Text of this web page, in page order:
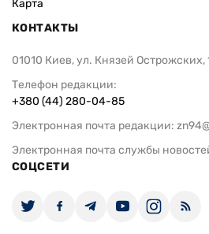
Карта
КОНТАКТЫ
01010 Киев, ул. Князей Острожских,
Телефон редакции:
+380 (44) 280-04-85
Электронная почта редакции:
Электронная почта службы
СОЦСЕТИ